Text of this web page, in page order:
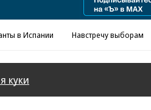
в Испании Навстречу выборам
куки